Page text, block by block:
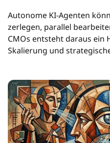
Autonome KI-Agenten
zerlegen, parallel
CMOs entsteht daraus ein
Skalierung und